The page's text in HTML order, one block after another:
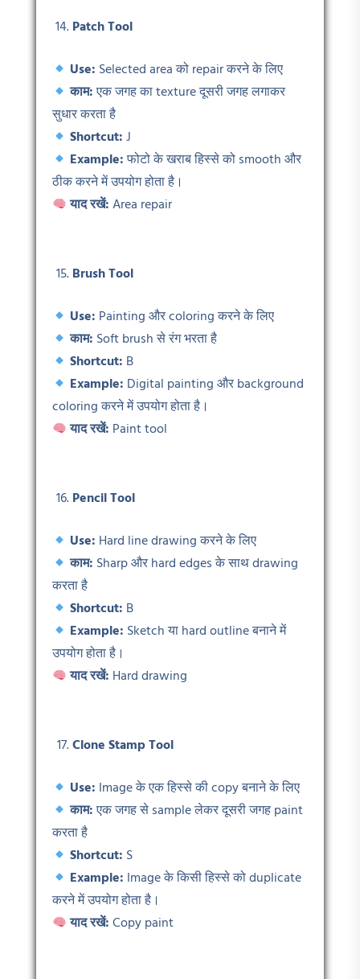
Patch Tool
Use: Selected area को repair करने के लिए
काम:एक जगह का texture दूसरी जगह लगाकर
सुधार करता है
Shortcut:J
Example:फोटो के खराब हिस्से को smooth और
ठीक करने में उपयोग होता है।
याद रखें:Area repair
Brush Tool
Use: Painting और coloring करने के लिए
काम: Soft brush से रंग भरता है
Shortcut: B
Example: Digital painting और background
coloring करने में उपयोग होता है।
याद रखें: Paint tool
Pencil Tool
Use: Hard line drawing करने के लिए
काम: Sharp और hard edges के साथ drawing
करता है
Shortcut: B
Example: Sketch या hard outline बनाने में
उपयोग होता है।
याद रखें: Hard drawing
Clone Stamp Tool
Use: Image के एक हिस्से की copy बनाने के लिए
काम:एक जगह से sample लेकर दूसरी जगह paint
करता है
Shortcut: S
Example: Image के किसी हिस्से को duplicate
करने में उपयोग होता है।
याद रखें:Copy paint